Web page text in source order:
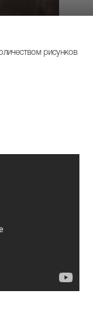
рисунков